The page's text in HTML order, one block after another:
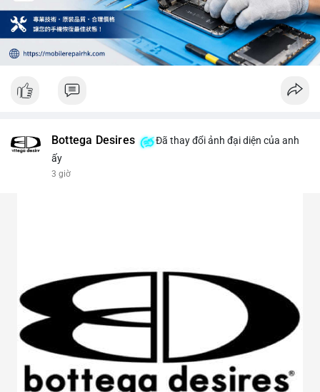
Bottega Desires
Đã thay đổi ảnh đại diện của anh
ấy
3 giờ